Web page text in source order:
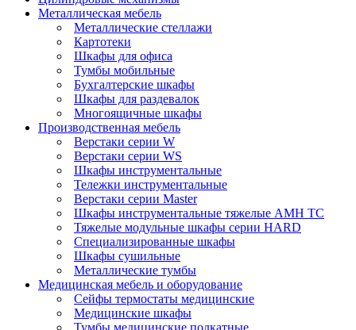
Металлическая мебель
Металлические стеллажи
Картотеки
Шкафы для офиса
Тумбы мобильные
Бухгалтерские шкафы
Шкафы для раздевалок
Многоящичные шкафы
Производственная мебель
Верстаки серии W
Верстаки серии WS
Шкафы инструментальные
Тележки инструментальные
Верстаки серии Master
Шкафы инструментальные тяжелые AMH TC
Тяжелые модульные шкафы серии HARD
Cпециализированные шкафы
Шкафы сушильные
Металлические тумбы
Медицинская мебель и оборудование
Сейфы термостаты медицинские
Медицинские шкафы
Тумбы медицинские подкатные